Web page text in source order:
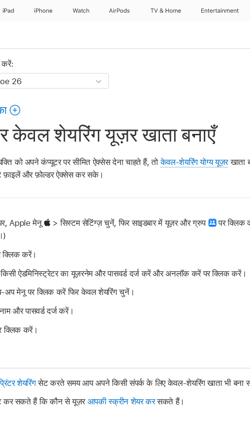
iPad iPhone Watch AirPods TV & Home Entertainment
करें:
केवल शेयरिंग यूज़र खाता बनाएँ
को अपने कंप्यूटर पर सीमित ऐक्सेस देना चाहते हैं, तोकेवल-शेयरिंग योग्य यूज़रखाता
फ़ाइलें और फ़ोल्डर ऐक्सेस कर सके।
Apple मेनू > सिस्टम सेटिंग्ज़ चुनें, फिर साइडबार में यूज़र और ग्रुप
पर क्लिक
क्लिक करें।
ऐडमिनिस्ट्रेटर का यूज़रनेम और पासवर्ड दर्ज करें और अनलॉक करें पर क्लिक करें।
अप मेनू पर क्लिक करें फिर केवल शेयरिंग चुनें।
और पासवर्ड दर्ज करें।
क्लिक करें।
शेयरिंगसेट करते समय आप अपने किसी संपर्क के लिए केवल-शेयरिंग खाता भी बना
कर सकते हैं कि कौन से यूज़र आपकी स्क्रीन शेयर करसकते हैं।